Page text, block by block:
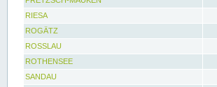
RIESA
ROGÄTZ
ROSSLAU
ROTHENSEE
SANDAU